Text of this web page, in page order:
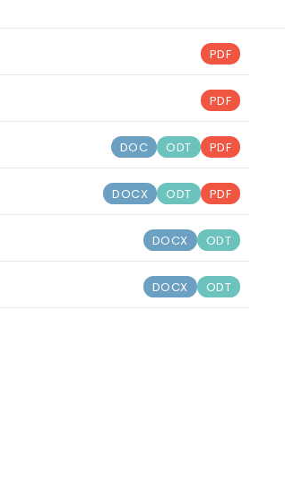
PDF
PDF
DOC ODT PDF
DOCX ODT PDF
DOCX ODT
DOCX ODT